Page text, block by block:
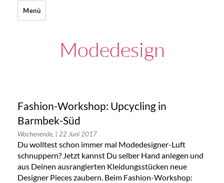
Menü
Modedesign
Fashion-Workshop: Upcycling in
Barmbek-Süd
Wochenende, | 22 Juni 2017
Du wolltest schon immer mal Modedesigner-Luft
schnuppern? Jetzt kannst Du selber Hand anlegen und
aus Deinen ausrangierten Kleidungsstücken neue
Designer Pieces zaubern. Beim Fashion-Workshop: